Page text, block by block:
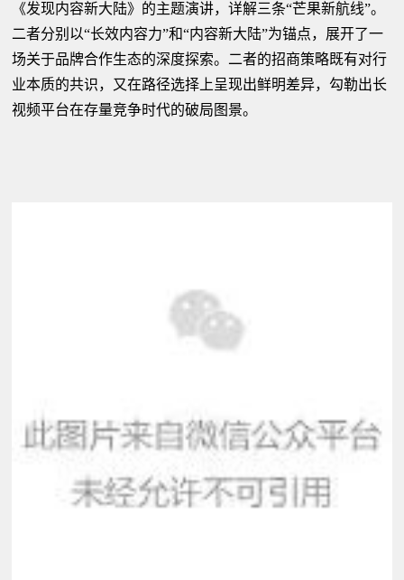
《发现内容新大陆》的主题演讲，详解三条“芒果新航线”。
二者分别以“长效内容力”和“内容新大陆”为锚点，展开了一
场关于品牌合作生态的深度探索。二者的招商策略既有对行
业本质的共识，又在路径选择上呈现出鲜明差异，勾勒出长
视频平台在存量竞争时代的破局图景。